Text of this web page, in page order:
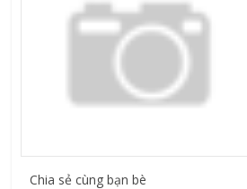
Chia sẻ cùng bạn bè